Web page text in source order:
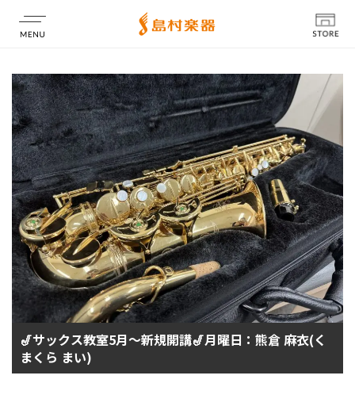
店舗情報
🎷サックス教室5月～新規開講🎷月曜日：熊倉 麻衣(く
まくら まい)